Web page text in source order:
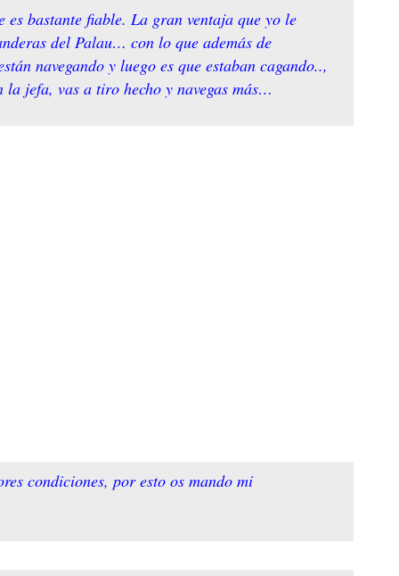
es bastante fiable. La gran ventaja que yo le
del Palau… con lo que además de
navegando y luego es que estaban cagando..,
jefa, vas a tiro hecho y navegas más…
condiciones, por esto os mando mi